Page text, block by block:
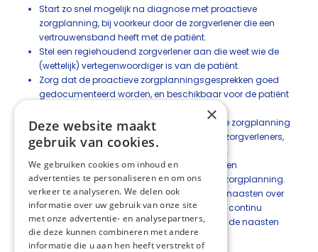
Start zo snel mogelijk na diagnose met proactieve
zorgplanning, bij voorkeur door de zorgverlener die een
vertrouwensband heeft met de patiënt.
Stel een regiehoudend zorgverlener aan die weet wie de
(wettelijk) vertegenwoordiger is van de patiënt.
Zorg dat de proactieve zorgplanningsgesprekken goed
gedocumenteerd worden, en beschikbaar voor de patiënt
Zorg voor een overdracht van de proactieve zorgplanning
tussen de opeenvolgende (regiehoudend) zorgverleners,
zeker ook in de avond, nacht en weekenden.
Betrek het team rond de patiënt van betrokken
zorgverleners en naasten bij de proactieve zorgplanning.
Voer regelmatig gesprekken met patiënt en naasten over
proactieve zorgplanning aangezien dit een continu
proces is. Stel een vast aanspreekpunt voor de naasten
aan.
×
Deze website maakt
gebruik van cookies.
We gebruiken cookies om inhoud en
advertenties te personaliseren en om ons
verkeer te analyseren. We delen ook
informatie over uw gebruik van onze site
met onze advertentie- en analysepartners,
die deze kunnen combineren met andere
informatie die u aan hen heeft verstrekt of